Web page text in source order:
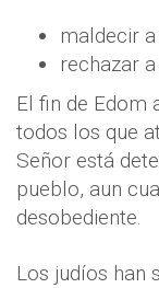
maldecir
rechazar
El fin de Edom
todos los que
Señor está
pueblo, aun
desobediente.
Los judíos han